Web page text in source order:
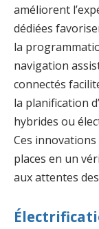
améliorent
dédiées
la
navigation
connectés
la planification
hybrides ou
Ces
places en un
aux attentes